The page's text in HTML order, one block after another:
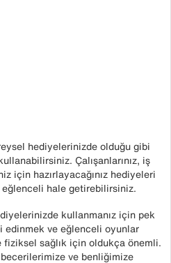
hediyelerinizde olduğu gibi
Çalışanlarınız, iş
için hazırlayacağınız hediyeleri
eğlenceli hale getirebilirsiniz.
kullanmanız için pek
edinmek ve eğlenceli oyunlar
sağlık için oldukça önemli.
ve benliğimize